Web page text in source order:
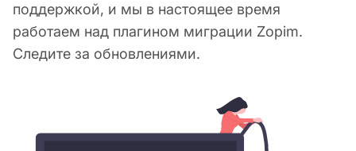
поддержкой, и мы в настоящее время
работаем над плагином миграции Zopim.
Следите за обновлениями.